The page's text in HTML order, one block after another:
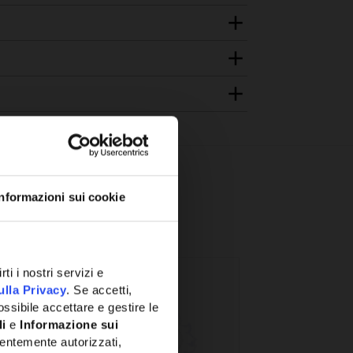
sui cookie
i nostri servizi e
Privacy. Se accetti,
accettare e gestire le
e Informazione sui
autorizzati,